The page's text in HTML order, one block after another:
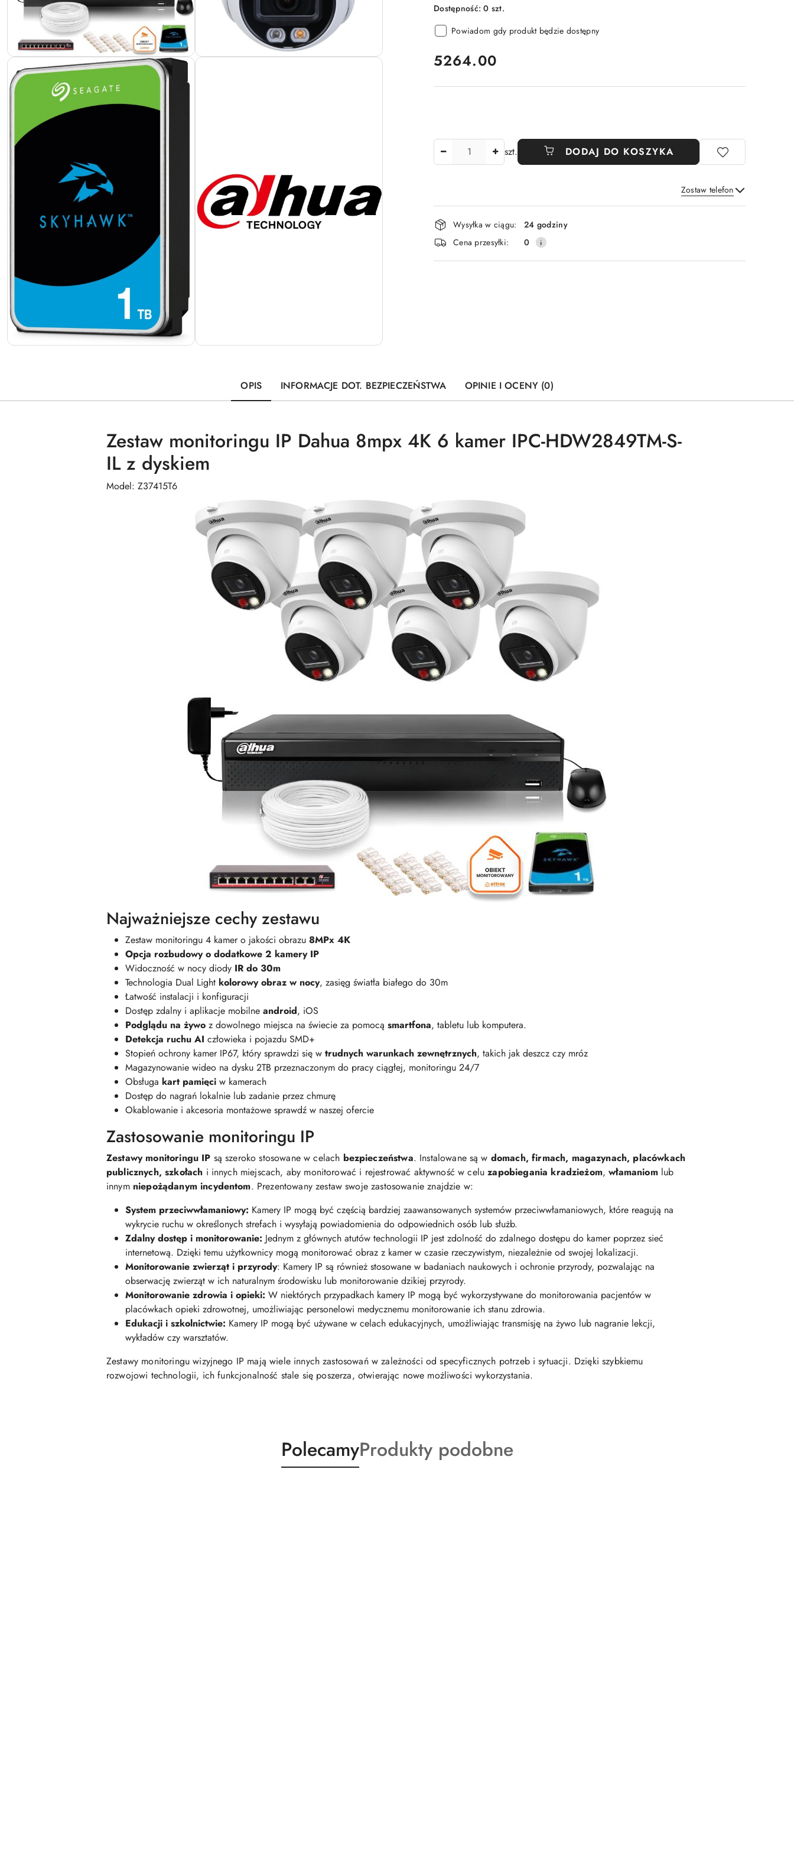
Dostępność:0 szt.
Powiadom gdy produkt będzie dostępny
cena:
5264.00
szt. DODAJ DO KOSZYKA
Zostaw telefon
Wyślij
Dostępność
i
dostawa
Wysyłka w ciągu:
24 godziny
Cena przesyłki:
0
OPIS INFORMACJE DOT. BEZPIECZEŃSTWA OPINIE I OCENY (0)
Zestaw monitoringu IP Dahua 8mpx 4K 6 kamer IPC-HDW2849TM-S-
IL z dyskiem
Model: Z37415T6
Najważniejsze cechy zestawu
Zestaw monitoringu 4 kamer o jakości obrazu 8MPx 4K
Opcja rozbudowy o dodatkowe 2 kamery IP
Widoczność w nocy diody IR do 30m
Technologia Dual Light kolorowy obraz w nocy, zasięg światła białego do 30m
Łatwość instalacji i konfiguracji
Dostęp zdalny i aplikacje mobilne android, iOS
Podglądu na żywo z dowolnego miejsca na świecie za pomocą smartfona, tabletu lub komputera.
Detekcja ruchu AI człowieka i pojazdu SMD+
Stopień ochrony kamer IP67, który sprawdzi się w trudnych warunkach zewnętrznych, takich jak deszcz czy mróz
Magazynowanie wideo na dysku 2TB przeznaczonym do pracy ciągłej, monitoringu 24/7
Obsługa kart pamięci w kamerach
Dostęp do nagrań lokalnie lub zadanie przez chmurę
Okablowanie i akcesoria montażowe sprawdź w naszej ofercie
Zastosowanie monitoringu IP
Zestawy monitoringu IP są szeroko stosowane w celach bezpieczeństwa. Instalowane są w domach, firmach, magazynach, placówkach
publicznych, szkołach i innych miejscach, aby monitorować i rejestrować aktywność w celuzapobiegania kradzieżom,włamaniomlub
innym niepożądanym incydentom. Prezentowany zestaw swoje zastosowanie znajdzie w:
System przeciwwłamaniowy: Kamery IP mogą być częścią bardziej zaawansowanych systemów przeciwwłamaniowych, które reagują na
wykrycie ruchu w określonych strefach i wysyłają powiadomienia do odpowiednich osób lub służb.
Zdalny dostęp i monitorowanie: Jednym z głównych atutów technologii IP jest zdolność do zdalnego dostępu do kamer poprzez sieć
internetową. Dzięki temu użytkownicy mogą monitorować obraz z kamer w czasie rzeczywistym, niezależnie od swojej lokalizacji.
Monitorowanie zwierząt i przyrody: Kamery IP są również stosowane w badaniach naukowych i ochronie przyrody, pozwalając na
obserwację zwierząt w ich naturalnym środowisku lub monitorowanie dzikiej przyrody.
Monitorowanie zdrowia i opieki: W niektórych przypadkach kamery IP mogą być wykorzystywane do monitorowania pacjentów w
placówkach opieki zdrowotnej, umożliwiając personelowi medycznemu monitorowanie ich stanu zdrowia.
Edukacji i szkolnictwie: Kamery IP mogą być używane w celach edukacyjnych, umożliwiając transmisję na żywo lub nagranie lekcji,
wykładów czy warsztatów.
Zestawy monitoringu wizyjnego IP mają wiele innych zastosowań w zależności od specyficznych potrzeb i sytuacji. Dzięki szybkiemu
rozwojowi technologii, ich funkcjonalność stale się poszerza, otwierając nowe możliwości wykorzystania.
Produkty
o
PolecamyProdukty
o
Produkty podobne